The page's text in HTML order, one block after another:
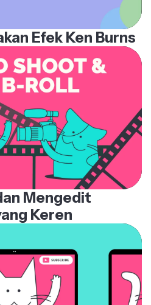
Efek Ken Burns
Mengedit
Keren